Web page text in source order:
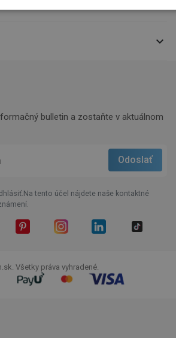

bulletin a zostaňte v aktuálnom
tento účel nájdete naše kontaktné
Všetky práva vyhradené.